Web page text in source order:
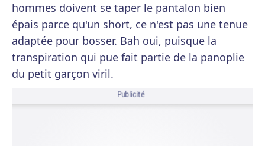
hommes doivent se taper le pantalon bien
épais parce qu'un short, ce n'est pas une tenue
adaptée pour bosser. Bah oui, puisque la
transpiration qui pue fait partie de la panoplie
du petit garçon viril.
Publicité